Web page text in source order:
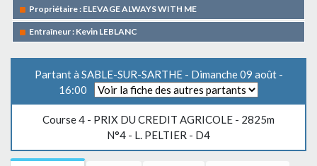
Propriétaire : ELEVAGE ALWAYS WITH ME
Entraîneur : Kevin LEBLANC
Partant à SABLE-SUR-SARTHE - Dimanche 09 août -
16:00
Course 4 - PRIX DU CREDIT AGRICOLE - 2825m
N°4 - L. PELTIER - D4